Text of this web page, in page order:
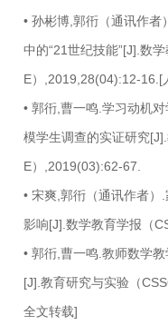
• 孙彬博,郭衎（通讯作
中的“21世纪技能”[J].数
E）,2019,28(04):12-16.[
• 郭衎,曹一鸣.学习动机
模学生调查的实证研究
E）,2019(03):62-67.
• 宋爽,郭衎（通讯作者
影响[J].数学教育学报（
• 郭衎,曹一鸣.教师数学
[J].教育研究与实验（
全文转载]